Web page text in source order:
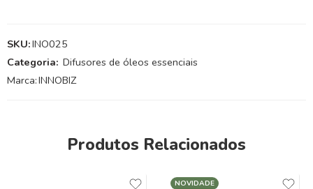
SKU:INO025
Categoria: Difusores de óleos essenciais
Marca:INNOBIZ
Produtos Relacionados
NOVIDADE